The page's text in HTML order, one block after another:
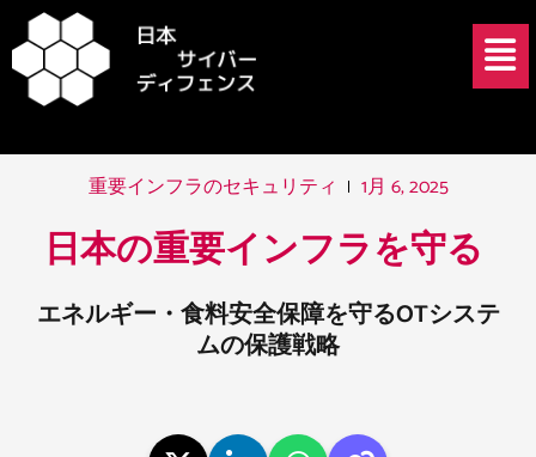
容
を
ッ
メ
ニ
ュ
重要インフラのセキュリティ 1月 6, 2025
日本の重要インフラを守る ​
エネルギー・食料安全保障を守るOTシステ
ムの保護戦略​
投
稿
ナ
ビ
ー